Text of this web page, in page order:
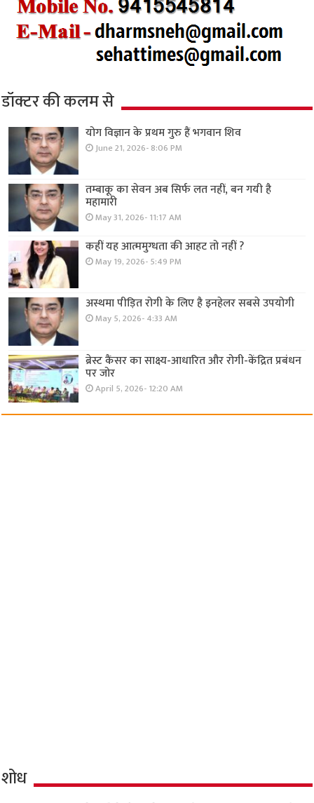
डॉक्टर की कलम से
योग विज्ञान के प्रथम गुरु हैं भगवान शिव
June 21, 2026- 8:06 PM
तम्बाकू का सेवन अब सिर्फ लत नहीं, बन गयी है
महामारी
May 31, 2026- 11:17 AM
कहीं यह आत्ममुग्धता की आहट तो नहीं ?
May 19, 2026- 5:49 PM
अस्थमा पीड़ित रोगी के लिए है इनहेलर सबसे उपयोगी
May 5, 2026- 4:33 AM
ब्रेस्ट कैंसर का साक्ष्य-आधारित और रोगी-केंद्रित प्रबंधन
पर जोर
April 5, 2026- 12:20 AM
शोध